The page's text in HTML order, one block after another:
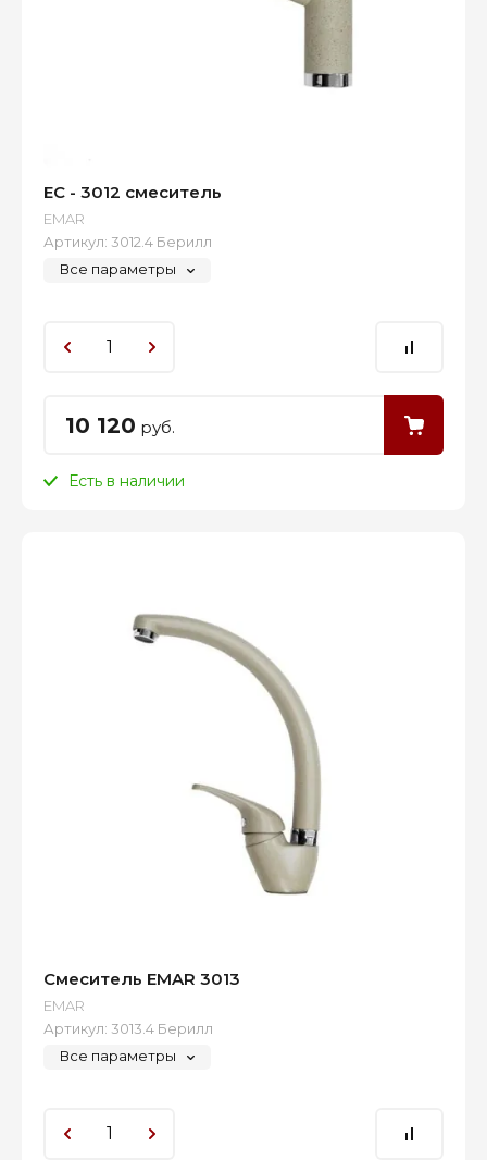
ЕС - 3012 смеситель
EMAR
Артикул: 3012.4 Берилл
Все параметры
10 120 руб.
Есть в наличии
Смеситель EMAR 3013
EMAR
Артикул: 3013.4 Берилл
Все параметры